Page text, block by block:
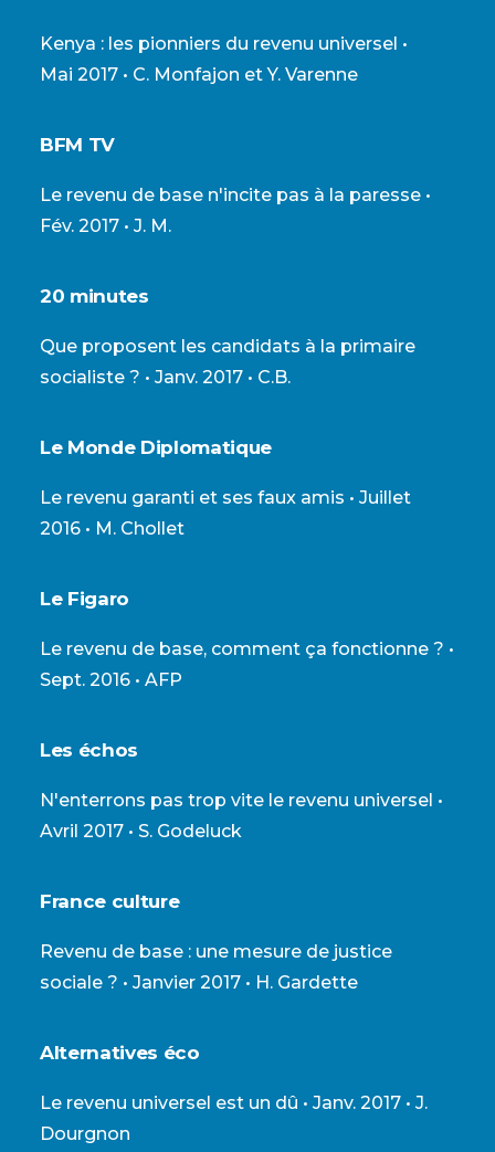
Kenya : les pionniers du revenu universel •
Mai 2017 • C. Monfajon et Y. Varenne
BFM TV
Le revenu de base n'incite pas à la paresse •
Fév. 2017 • J. M.
20 minutes
Que proposent les candidats à la primaire
socialiste ? • Janv. 2017 • C.B.
Le Monde Diplomatique
Le revenu garanti et ses faux amis • Juillet
2016 • M. Chollet
Le Figaro
Le revenu de base, comment ça fonctionne ? •
Sept. 2016 • AFP
Les échos
N'enterrons pas trop vite le revenu universel •
Avril 2017 • S. Godeluck
France culture
Revenu de base : une mesure de justice
sociale ? • Janvier 2017 • H. Gardette
Alternatives éco
Le revenu universel est un dû • Janv. 2017 • J.
Dourgnon